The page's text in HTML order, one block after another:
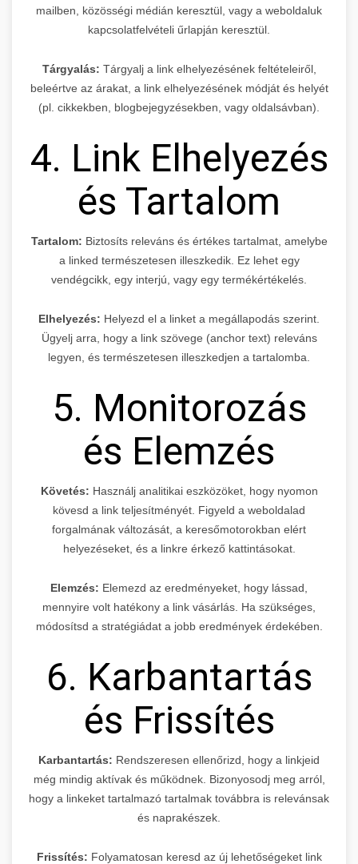
mailben, közösségi médián keresztül, vagy a weboldaluk
kapcsolatfelvételi űrlapján keresztül.
Tárgyalás: Tárgyalj a link elhelyezésének feltételeiről,
beleértve az árakat, a link elhelyezésének módját és helyét
(pl. cikkekben, blogbejegyzésekben, vagy oldalsávban).
4. Link Elhelyezés
és Tartalom
Tartalom: Biztosíts releváns és értékes tartalmat, amelybe
a linked természetesen illeszkedik. Ez lehet egy
vendégcikk, egy interjú, vagy egy termékértékelés.
Elhelyezés: Helyezd el a linket a megállapodás szerint.
Ügyelj arra, hogy a link szövege (anchor text) releváns
legyen, és természetesen illeszkedjen a tartalomba.
5. Monitorozás
és Elemzés
Követés: Használj analitikai eszközöket, hogy nyomon
kövesd a link teljesítményét. Figyeld a weboldalad
forgalmának változását, a keresőmotorokban elért
helyezéseket, és a linkre érkező kattintásokat.
Elemzés: Elemezd az eredményeket, hogy lássad,
mennyire volt hatékony a link vásárlás. Ha szükséges,
módosítsd a stratégiádat a jobb eredmények érdekében.
6. Karbantartás
és Frissítés
Karbantartás: Rendszeresen ellenőrizd, hogy a linkjeid
még mindig aktívak és működnek. Bizonyosodj meg arról,
hogy a linkeket tartalmazó tartalmak továbbra is relevánsak
és naprakészek.
Frissítés: Folyamatosan keresd az új lehetőségeket link